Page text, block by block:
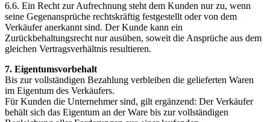
6.6. Ein Recht zur Aufrechnung steht dem Kunden nur zu, wenn
seine Gegenansprüche rechtskräftig festgestellt oder von dem
Verkäufer anerkannt sind. Der Kunde kann ein
Zurückbehaltungsrecht nur ausüben, soweit die Ansprüche aus dem
gleichen Vertragsverhältnis resultieren.
7. Eigentumsvorbehalt
Bis zur vollständigen Bezahlung verbleiben die gelieferten Waren
im Eigentum des Verkäufers.
Für Kunden die Unternehmer sind, gilt ergänzend: Der Verkäufer
behält sich das Eigentum an der Ware bis zur vollständigen